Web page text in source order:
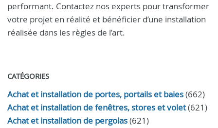
performant. Contactez nos experts pour transformer
votre projet en réalité et bénéficier d’une installation
réalisée dans les règles de l’art.
CATÉGORIES
Achat et installation de portes, portails et baies(662)
Achat et installation de fenêtres, stores et volet(621)
Achat et installation de pergolas(621)